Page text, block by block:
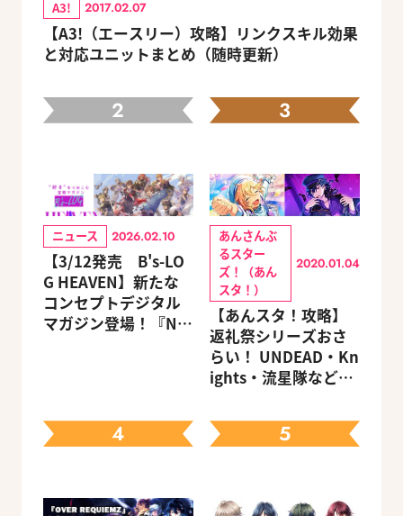
A3! 2017.02.07
【A3!（エースリー）攻略】リンクスキル効果
と対応ユニットまとめ（随時更新）
2
ニュース 2026.02.10
【3/12発売 B's-LO
G HEAVEN】新たな
コンセプトデジタル
マガジン登場！『NU:
中！
3
あんさんぶ
るスター
ズ！（あん
スタ！）
2020.01.04
【あんスタ！攻略】
返礼祭シリーズおさ
らい！ UNDEAD・Kn
ights・流星隊など、
ェック
4 5